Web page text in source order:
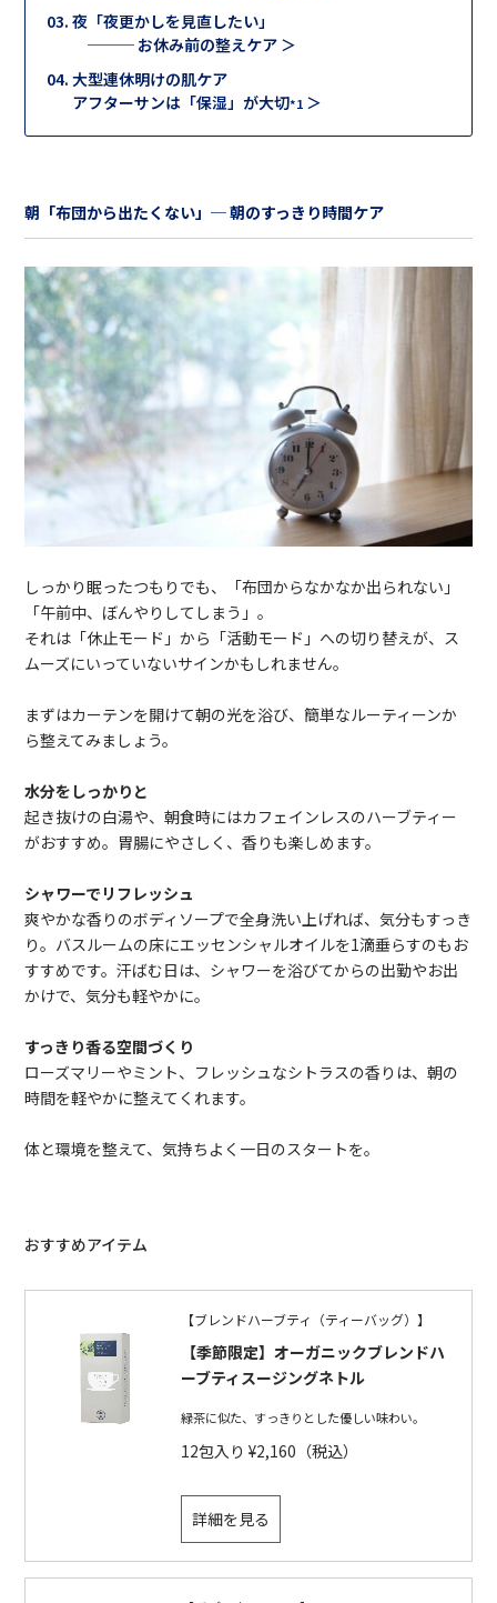
夜「夜更かしを見直したい」
─── お休み前の整えケア ＞
大型連休明けの肌ケア
アフターサンは「保湿」が大切*1 ＞
朝「布団から出たくない」─ 朝のすっきり時間ケア
しっかり眠ったつもりでも、「布団からなかなか出られない」
「午前中、ぼんやりしてしまう」。
それは「休止モード」から「活動モード」への切り替えが、ス
ムーズにいっていないサインかもしれません。
まずはカーテンを開けて朝の光を浴び、簡単なルーティーンか
ら整えてみましょう。
水分をしっかりと
起き抜けの白湯や、朝食時にはカフェインレスのハーブティー
がおすすめ。胃腸にやさしく、香りも楽しめます。
シャワーでリフレッシュ
爽やかな香りのボディソープで全身洗い上げれば、気分もすっき
り。バスルームの床にエッセンシャルオイルを1滴垂らすのもお
すすめです。汗ばむ日は、シャワーを浴びてからの出勤やお出
かけで、気分も軽やかに。
すっきり香る空間づくり
ローズマリーやミント、フレッシュなシトラスの香りは、朝の
時間を軽やかに整えてくれます。
体と環境を整えて、気持ちよく一日のスタートを。
おすすめアイテム
【ブレンドハーブティ（ティーバッグ）】
【季節限定】オーガニックブレンドハ
ーブティスージングネトル
緑茶に似た、すっきりとした優しい味わい。
12包入り ¥2,160（税込）
詳細を見る